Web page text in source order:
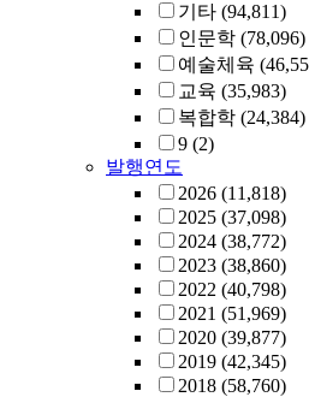
기타 (94,811)
인문학 (78,096)
예술체육
교육 (35,983)
복합학 (24,384)
9 (2)
발행연도
2026 (11,818)
2025 (37,098)
2024 (38,772)
2023 (38,860)
2022 (40,798)
2021 (51,969)
2020 (39,877)
2019 (42,345)
2018 (58,760)